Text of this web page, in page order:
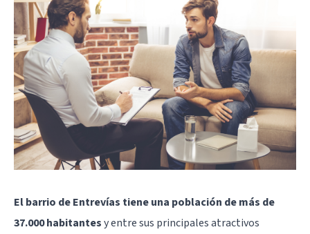
El barrio de Entrevías tiene una población de más de
37.000 habitantesy entre sus principales atractivos